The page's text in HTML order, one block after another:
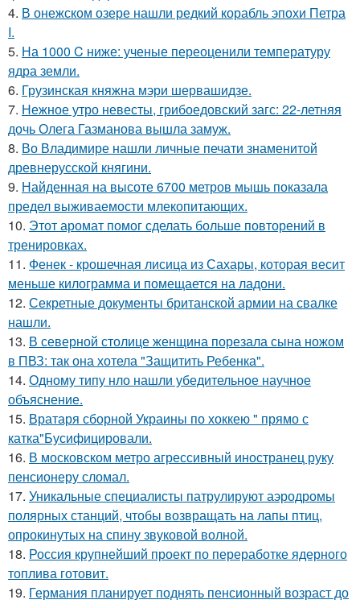
4. В онежском озере нашли редкий корабль эпохи Петра
I.
5. На 1000 C ниже: ученые переоценили температуру
ядра земли.
6. Грузинская княжна мэри шервашидзе.
7. Нежное утро невесты, грибоедовский загс: 22-летняя
дочь Олега Газманова вышла замуж.
8. Во Владимире нашли личные печати знаменитой
древнерусской княгини.
9. Найденная на высоте 6700 метров мышь показала
предел выживаемости млекопитающих.
10. Этот аромат помог сделать больше повторений в
тренировках.
11. Фенек - крошечная лисица из Сахары, которая весит
меньше килограмма и помещается на ладони.
12. Секретные документы британской армии на свалке
нашли.
13. В северной столице женщина порезала сына ножом
в ПВЗ: так она хотела "Защитить Ребенка".
14. Одному типу нло нашли убедительное научное
объяснение.
15. Вратаря сборной Украины по хоккею " прямо с
катка"Бусифицировали.
16. В московском метро агрессивный иностранец руку
пенсионеру сломал.
17. Уникальные специалисты патрулируют аэродромы
полярных станций, чтобы возвращать на лапы птиц,
опрокинутых на спину звуковой волной.
18. Россия крупнейший проект по переработке ядерного
топлива готовит.
19. Германия планирует поднять пенсионный возраст до